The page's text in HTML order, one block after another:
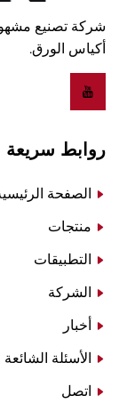
شركة تصنيع
أكياس الورق.
روابط سريعة
الصفحة
منتجات
التطبيقات
الشركة
أخبار
الأسئلة الشائعة
اتصل